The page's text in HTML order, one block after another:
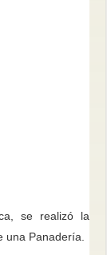
se realizó la
una Panadería.